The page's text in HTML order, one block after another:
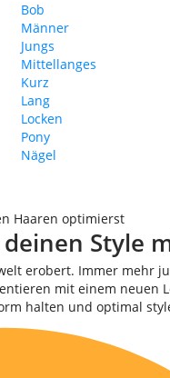
Bob
Männer
Jungs
Mittellanges
Kurz
Lang
Locken
Pony
Nägel
Haaren optimierst
deinen Style
erobert. Immer mehr
mit einem neuen
halten und optimal